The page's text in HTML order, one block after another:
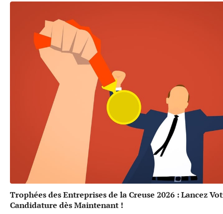
Trophées des Entreprises de la Creuse 2026 : Lancez
Candidature dès Maintenant !